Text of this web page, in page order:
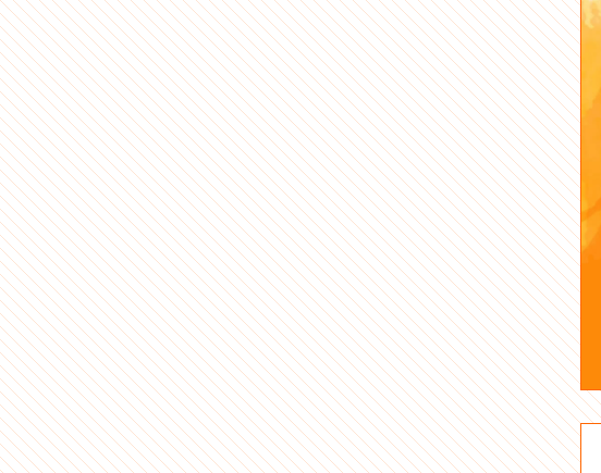
☆